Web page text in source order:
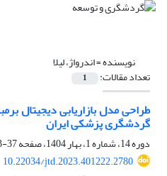
نویسنده =اندرواژ، لیلا
تعداد مقالات: 1
طراحی مدل بازاریابی دیجیتال
گردشگری پزشکی ایران
دوره 14، شماره 1، بهار 1404، صفحه
37-53
10.22034/jtd.2023.401222.2780